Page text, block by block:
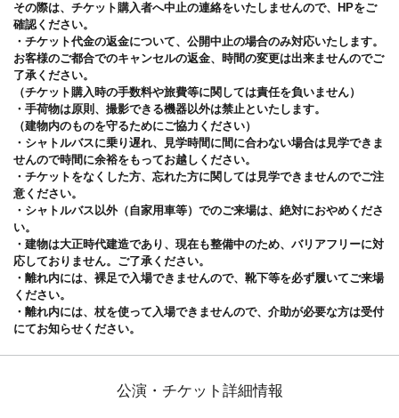
その際は、チケット購入者へ中止の連絡をいたしませんので、HPをご
確認ください。
・チケット代金の返金について、公開中止の場合のみ対応いたします。
お客様のご都合でのキャンセルの返金、時間の変更は出来ませんのでご
了承ください。
（チケット購入時の手数料や旅費等に関しては責任を負いません）
・手荷物は原則、撮影できる機器以外は禁止といたします。
（建物内のものを守るためにご協力ください）
・シャトルバスに乗り遅れ、見学時間に間に合わない場合は見学できま
せんので時間に余裕をもってお越しください。
・チケットをなくした方、忘れた方に関しては見学できませんのでご注
意ください。
・シャトルバス以外（自家用車等）でのご来場は、絶対におやめくださ
い。
・建物は大正時代建造であり、現在も整備中のため、バリアフリーに対
応しておりません。ご了承ください。
・離れ内には、裸足で入場できませんので、靴下等を必ず履いてご来場
ください。
・離れ内には、杖を使って入場できませんので、介助が必要な方は受付
にてお知らせください。
公演・チケット詳細情報